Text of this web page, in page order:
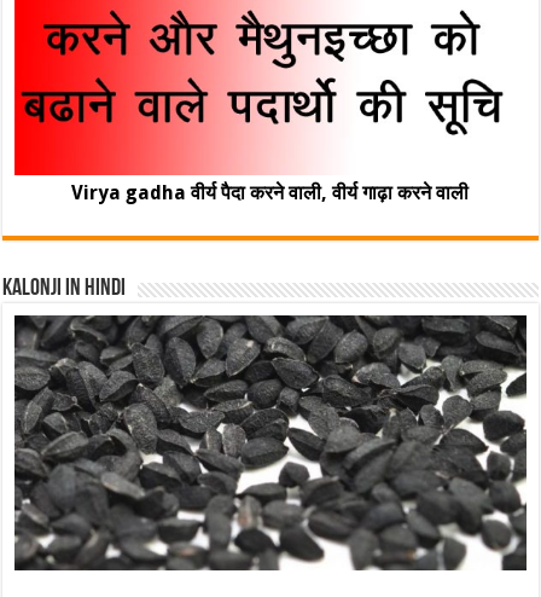
Virya gadha वीर्य पैदा करने वाली, वीर्य गाढ़ा करने वाली
Kalonji In Hindi